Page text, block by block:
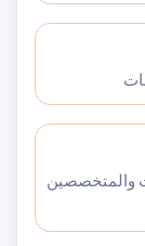
والمتخصصين